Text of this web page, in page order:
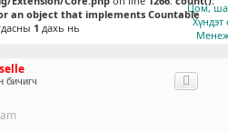
Цом,
Хүндэт
Рекорд,
an object that implements Countable
1 дахь нь
бичигч